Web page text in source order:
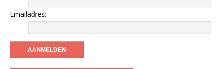
Emailadres: